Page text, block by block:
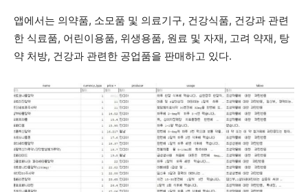
앱에서는 의약품, 소모품 및 의료기구, 건강식품, 건강과 관련
한 식료품, 어린이용품, 위생용품, 원료 및 자재, 고려 약재, 탕
약 처방, 건강과 관련한 공업품을 판매하고 있다.